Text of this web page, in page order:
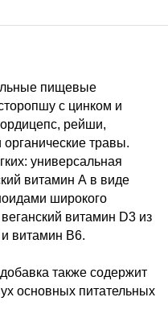
пищевые
с цинком и
рейши,
травы.
универсальная
витамин А в виде
широкого
витамин D3 из
витамин B6.
также содержит
основных питательных